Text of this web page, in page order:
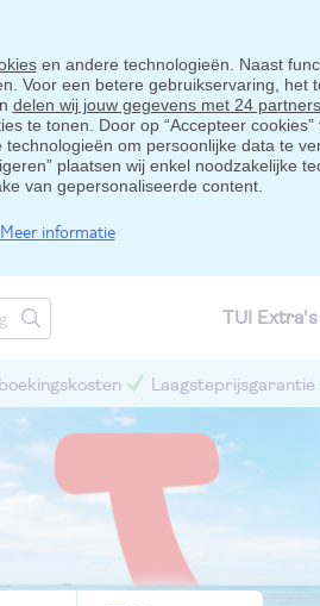
en andere technologieën. Naast
Voor een betere gebruikservaring,
delen wij jouw gegevens met 24 partners
te tonen. Door op “Accepteer
om persoonlijke data te
plaatsen wij enkel noodzakelijke
van gepersonaliseerde content.
Meer informatie
TUI Extra's
Laagsteprijsgarantie